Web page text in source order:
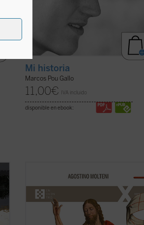
Mi historia
Marcos Pou Gallo
11,00€ IVA incluido
disponible en ebook:
Hasta ahora los apreciables estudios
sobre la «teología» de Charles Péguy se
han centrado solamente en algunos
aspectos específicos de la reflexión
cristiana, pero no han indagado sobre
cómo el escritor supo reconocer el